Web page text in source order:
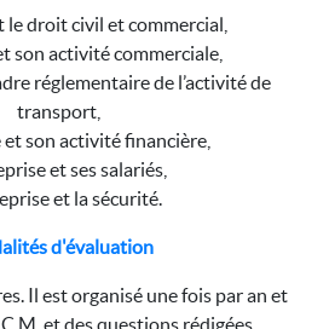
le droit civil et commercial,
son activité commerciale,
réglementaire de l’activité de
transport,
et son activité financière,
et ses salariés,
et la sécurité.
d'évaluation
Il est organisé une fois par an et
et des questions rédigées.